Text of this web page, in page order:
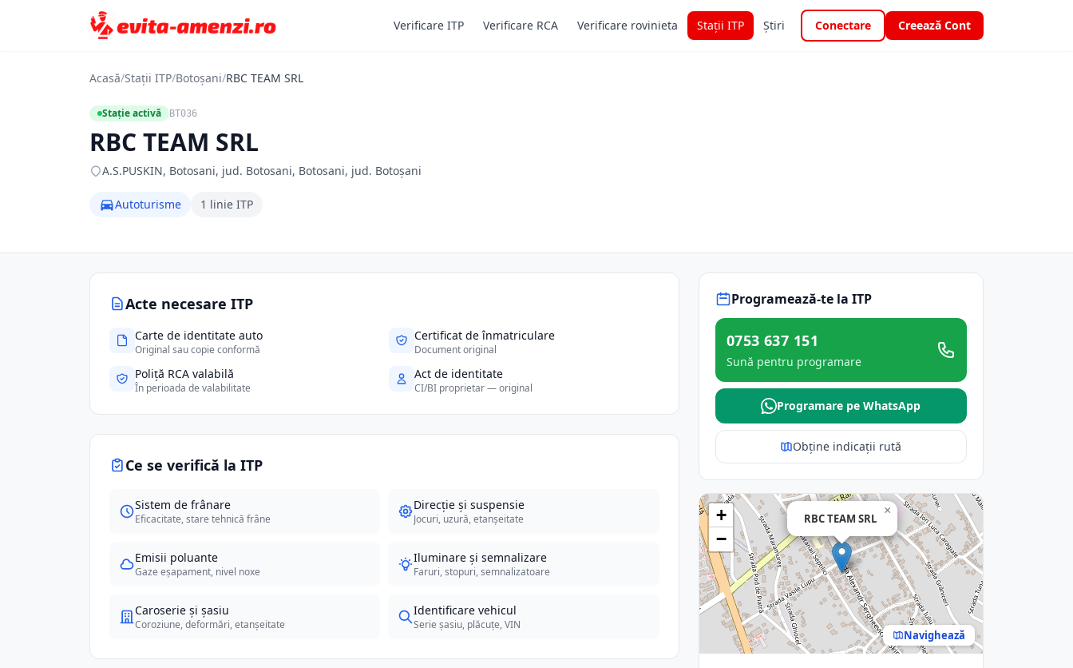
Verificare ITP Verificare RCA Verificare rovinieta Stații ITP Știri Conectare Creează Cont
Acasă/Stații ITP/Botoșani/RBC TEAM SRL
Stație activă BT036
RBC TEAM SRL
A.S.PUSKIN, Botosani, jud. Botosani, Botosani, jud. Botoșani
Autoturisme 1 linie ITP
Acte necesare ITP
Carte de identitate auto
Original sau copie conformă
Certificat de înmatriculare
Document original
Poliță RCA valabilă
În perioada de valabilitate
Act de identitate
CI/BI proprietar — original
Ce se verifică la ITP
Sistem de frânare
Eficacitate, stare tehnică frâne
Direcție și suspensie
Jocuri, uzură, etanșeitate
Emisii poluante
Gaze eșapament, nivel noxe
Iluminare și semnalizare
Faruri, stopuri, semnalizatoare
Caroserie și șasiu
Coroziune, deformări, etanșeitate
Identificare vehicul
Serie șasiu, plăcuțe, VIN
Programează-te la ITP
0753 637 151
Sună pentru programare
Programare pe WhatsApp
Obține indicații rută
RBC TEAM SRL
×
+
−
Navighează